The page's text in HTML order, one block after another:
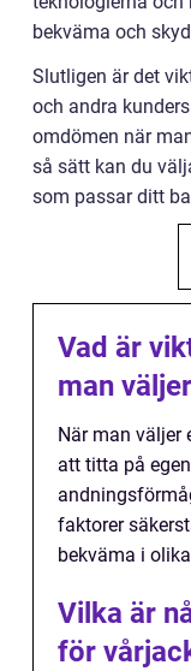
bekväma och
Slutligen är det
och andra
omdömen när
så sätt kan du
som passar ditt
Vad är
man
När man väljer
att titta på
faktorer
bekväma i
Vilka är
för